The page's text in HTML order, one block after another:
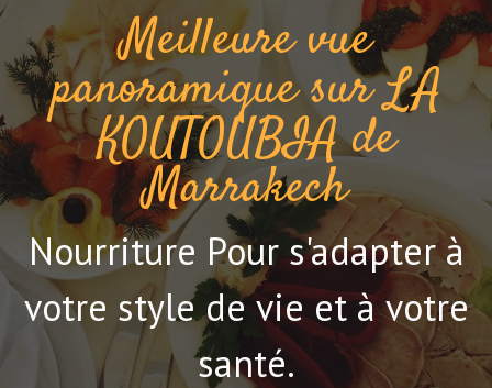
Meilleure vue
panoramique sur LA
KOUTOUBIA de
Marrakech
Nourriture Pour s'adapter à
votre style de vie et à votre
santé.